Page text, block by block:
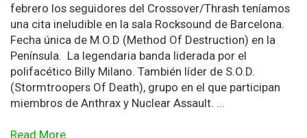
febrero los seguidores del Crossover/Thrash teníamos
una cita ineludible en la sala Rocksound de Barcelona.
Fecha única de M.O.D (Method Of Destruction) en la
Península. La legendaria banda liderada por el
polifacético Billy Milano. También líder de S.O.D.
(Stormtroopers Of Death), grupo en el que participan
miembros de Anthrax y Nuclear Assault. ...
Read More